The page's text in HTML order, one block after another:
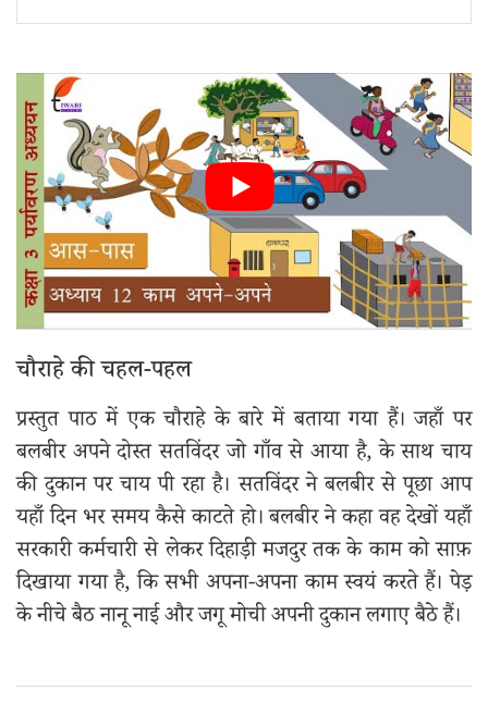
चौराहे की चहल-पहल
प्रस्तुत पाठ में एक चौराहे के बारे में बताया गया हैं। जहाँ पर
बलबीर अपने दोस्त सतविंदर जो गाँव से आया है, के साथ चाय
की दुकान पर चाय पी रहा है। सतविंदर ने बलबीर से पूछा आप
यहाँ दिन भर समय कैसे काटते हो। बलबीर ने कहा वह देखों यहाँ
सरकारी कर्मचारी से लेकर दिहाड़ी मजदुर तक के काम को साफ़
दिखाया गया है, कि सभी अपना-अपना काम स्वयं करते हैं। पेड़
के नीचे बैठ नानू नाई और जगू मोची अपनी दुकान लगाए बैठे हैं।